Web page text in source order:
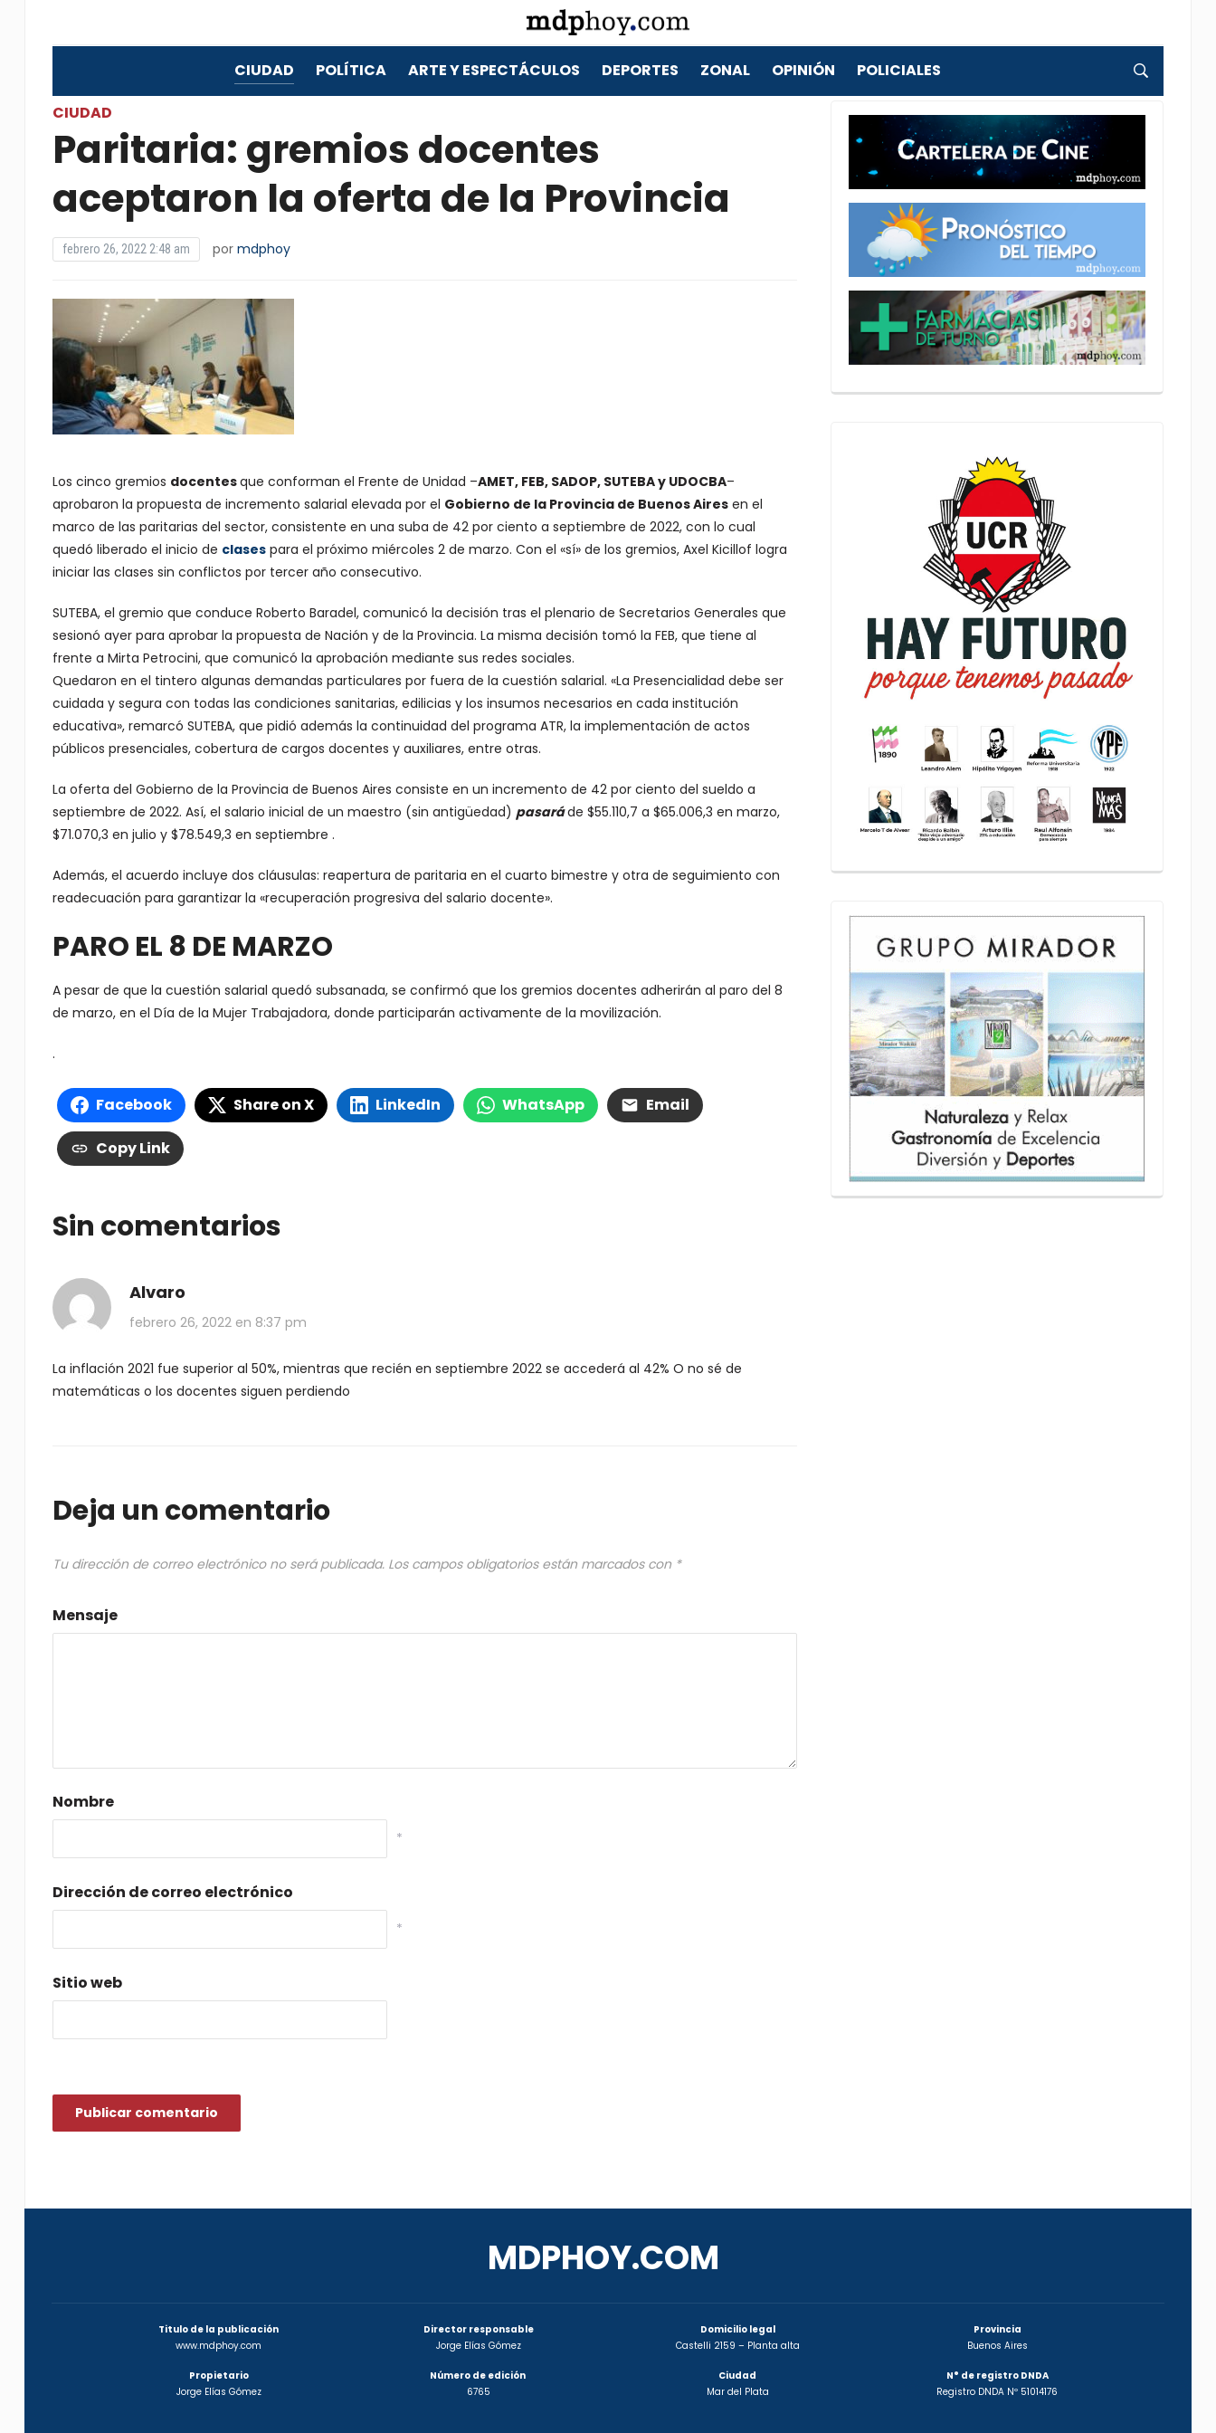
CIUDAD POLÍTICA ARTE Y ESPECTÁCULOS DEPORTES ZONAL OPINIÓN POLICIALES
CIUDAD
Paritaria: gremios docentes
aceptaron la oferta de la Provincia
febrero 26, 2022 2:48 am por mdphoy
Los cinco gremios docentesque conforman el Frente de Unidad –AMET, FEB, SADOP, SUTEBA y UDOCBA–
aprobaron la propuesta de incremento salarial elevada por el Gobierno de la Provincia de Buenos Airesen el
marco de las paritarias del sector, consistente en una suba de 42 por ciento a septiembre de 2022, con lo cual
quedó liberado el inicio de clasespara el próximo miércoles 2 de marzo. Con el «sí» de los gremios, Axel Kicillof logra
iniciar las clases sin conflictos por tercer año consecutivo.
SUTEBA, el gremio que conduce Roberto Baradel, comunicó la decisión tras el plenario de Secretarios Generales que
sesionó ayer para aprobar la propuesta de Nación y de la Provincia. La misma decisión tomó la FEB, que tiene al
frente a Mirta Petrocini, que comunicó la aprobación mediante sus redes sociales.
Quedaron en el tintero algunas demandas particulares por fuera de la cuestión salarial. «La Presencialidad debe ser
cuidada y segura con todas las condiciones sanitarias, edilicias y los insumos necesarios en cada institución
educativa», remarcó SUTEBA, que pidió además la continuidad del programa ATR, la implementación de actos
públicos presenciales, cobertura de cargos docentes y auxiliares, entre otras.
La oferta del Gobierno de la Provincia de Buenos Aires consiste en un incremento de 42 por ciento del sueldo a
septiembre de 2022. Así, el salario inicial de un maestro (sin antigüedad) pasaráde $55.110,7 a $65.006,3 en marzo,
$71.070,3 en julio y $78.549,3 en septiembre .
Además, el acuerdo incluye dos cláusulas: reapertura de paritaria en el cuarto bimestre y otra de seguimiento con
readecuación para garantizar la «recuperación progresiva del salario docente».
PARO EL 8 DE MARZO
A pesar de que la cuestión salarial quedó subsanada, se confirmó que los gremios docentes adherirán al paro del 8
de marzo, en el Día de la Mujer Trabajadora, donde participarán activamente de la movilización.
.
Facebook Share on X LinkedIn WhatsApp Email
Copy Link
Sin comentarios
Alvaro
febrero 26, 2022 en 8:37 pm
La inflación 2021 fue superior al 50%, mientras que recién en septiembre 2022 se accederá al 42% O no sé de
matemáticas o los docentes siguen perdiendo
Deja un comentario
Tu dirección de correo electrónico no será publicada. Los campos obligatorios están marcados con *
Mensaje
Nombre
*
Dirección de correo electrónico
*
Sitio web
MDPHOY.COM
Titulo de la publicación
www.mdphoy.com
Propietario
Jorge Elías Gómez
Director responsable
Jorge Elías Gómez
Número de edición
6765
Domicilio legal
Castelli 2159 – Planta alta
Ciudad
Mar del Plata
Provincia
Buenos Aires
N° de registro DNDA
Registro DNDA Nº 51014176